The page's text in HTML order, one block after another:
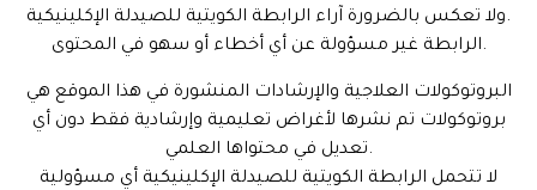
ولا تعكس بالضرورة آراء الرابطة الكويتية للصيدلة الإكلينيكية.
الرابطة غير مسؤولة عن أي أخطاء أو سهو في المحتوى.
البروتوكولات العلاجية والإرشادات المنشورة في هذا الموقع هي
بروتوكولات تم نشرها لأغراض تعليمية وإرشادية فقط دون أي
تعديل في محتواها العلمي.
لا تتحمل الرابطة الكويتية للصيدلة الإكلينيكية أي مسؤولية